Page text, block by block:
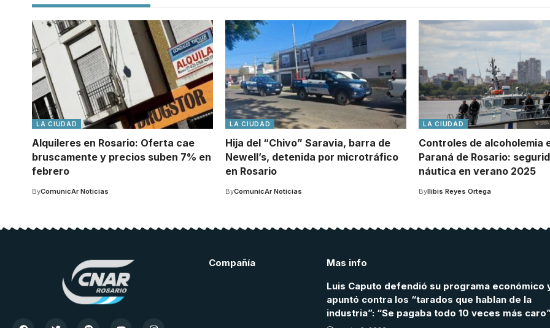
LA CIUDAD
Alquileres en Rosario: Oferta cae
bruscamente y precios suben 7% en
febrero
ByComunicAr Noticias
LA CIUDAD
Hija del “Chivo” Saravia, barra de
Newell’s, detenida por microtráfico
en Rosario
ByComunicAr Noticias
LA CIUDAD
Controles de alcoholemia
Paraná de Rosario:
náutica en verano 2025
ByIlibis Reyes Ortega
Compañía
Mas info
Luis Caputo defendió su programa económico
apuntó contra los “tarados que hablan de la
industria”: “Se pagaba todo 10 veces más